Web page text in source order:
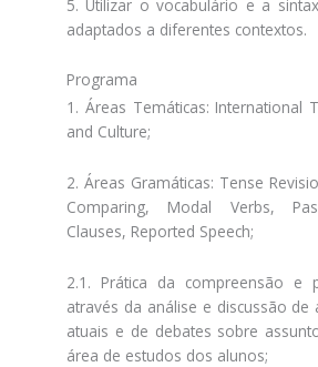
5. Utilizar o vocabulário e a
adaptados a diferentes contextos.
Programa
1. Áreas Temáticas: International
and Culture;
2. Áreas Gramáticas: Tense
Comparing, Modal Verbs,
Clauses, Reported Speech;
2.1. Prática da compreensão e
através da análise e discussão de
atuais e de debates sobre
área de estudos dos alunos;